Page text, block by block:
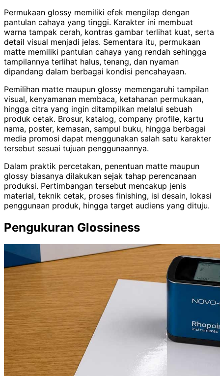
Permukaan glossy memiliki efek mengilap dengan
pantulan cahaya yang tinggi. Karakter ini membuat
warna tampak cerah, kontras gambar terlihat kuat, serta
detail visual menjadi jelas. Sementara itu, permukaan
matte memiliki pantulan cahaya yang rendah sehingga
tampilannya terlihat halus, tenang, dan nyaman
dipandang dalam berbagai kondisi pencahayaan.
Pemilihan matte maupun glossy memengaruhi tampilan
visual, kenyamanan membaca, ketahanan permukaan,
hingga citra yang ingin ditampilkan melalui sebuah
produk cetak. Brosur, katalog, company profile, kartu
nama, poster, kemasan, sampul buku, hingga berbagai
media promosi dapat menggunakan salah satu karakter
tersebut sesuai tujuan penggunaannya.
Dalam praktik percetakan, penentuan matte maupun
glossy biasanya dilakukan sejak tahap perencanaan
produksi. Pertimbangan tersebut mencakup jenis
material, teknik cetak, proses finishing, isi desain, lokasi
penggunaan produk, hingga target audiens yang dituju.
Pengukuran Glossiness